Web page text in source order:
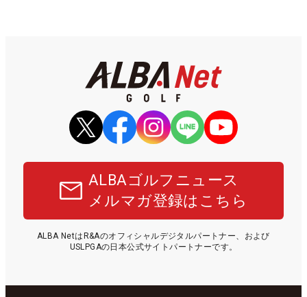
ALBAゴルフニュース
メルマガ登録はこちら
ALBA NetはR&Aのオフィシャルデジタルパートナー、および
USLPGAの日本公式サイトパートナーです。